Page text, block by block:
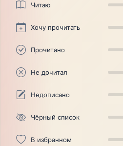
Читаю
Хочу прочитать
Прочитано
Не дочитал
Недописано
Чёрный список
В избранном